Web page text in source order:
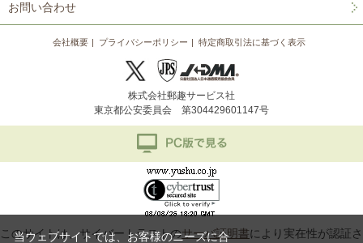
お問い合わせ
会社概要 プライバシーポリシー 特定商取引法に基づく表示
株式会社郵趣サービス社
東京都公安委員会 第304429601147号
このサイトは、サイバートラストのサーバ証明書により実在性が認証さ
当ウェブサイトでは、お客様のニーズに合